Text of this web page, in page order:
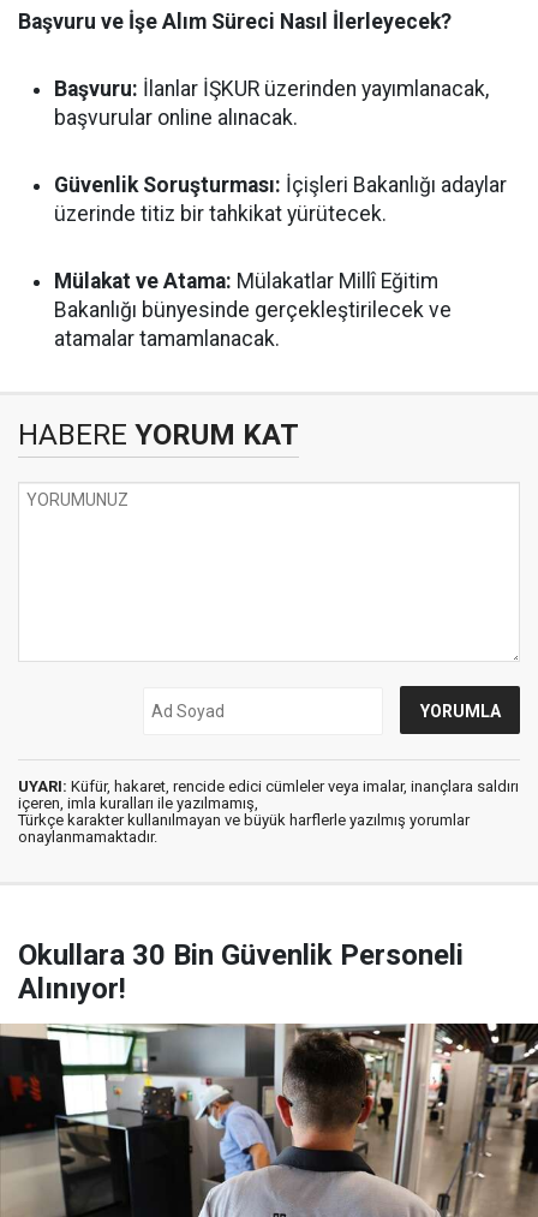
Başvuru ve İşe Alım Süreci Nasıl İlerleyecek?
Başvuru: İlanlar İŞKUR üzerinden yayımlanacak,
başvurular online alınacak.
Güvenlik Soruşturması: İçişleri Bakanlığı adaylar
üzerinde titiz bir tahkikat yürütecek.
Mülakat ve Atama: Mülakatlar Millî Eğitim
Bakanlığı bünyesinde gerçekleştirilecek ve
atamalar tamamlanacak.
HABERE YORUM KAT
UYARI: Küfür, hakaret, rencide edici cümleler veya imalar, inançlara saldırı
içeren, imla kuralları ile yazılmamış,
Türkçe karakter kullanılmayan ve büyük harflerle yazılmış yorumlar
onaylanmamaktadır.
Okullara 30 Bin Güvenlik Personeli
Alınıyor!